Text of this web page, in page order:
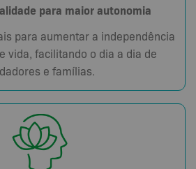
para maior autonomia
para aumentar a independência
vida, facilitando o dia a dia de
e famílias.